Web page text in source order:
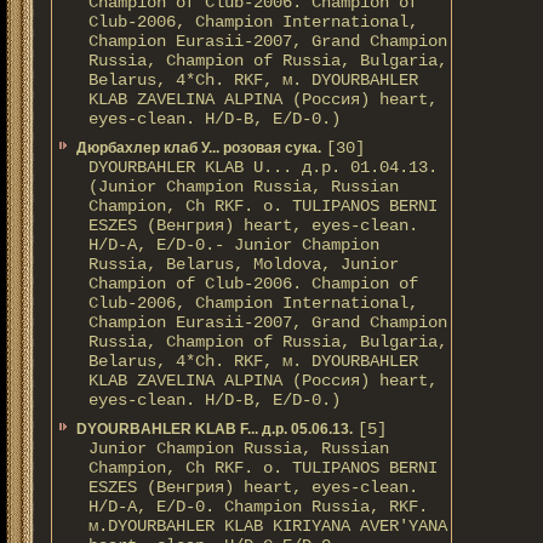
Club-2006, Champion International,
Champion Eurasii-2007, Grand Champion
Russia, Champion of Russia, Bulgaria,
Belarus, 4*Ch. RKF, м. DYOURBAHLER
KLAB ZAVELINA ALPINA (Россия) heart,
eyes-clean. H/D-В, E/D-0.)
Дюрбахлер клаб У... розовая сука. [30]
DYOURBAHLER KLAB U... д.р. 01.04.13.
(Junior Champion Russia, Russian
Champion, Ch RKF. о. TULIPANOS BERNI
ESZES (Венгрия) heart, eyes-clean.
H/D-A, E/D-0.- Junior Champion
Russia, Belarus, Moldova, Junior
Champion of Club-2006. Champion of
Club-2006, Champion International,
Champion Eurasii-2007, Grand Champion
Russia, Champion of Russia, Bulgaria,
Belarus, 4*Ch. RKF, м. DYOURBAHLER
KLAB ZAVELINA ALPINA (Россия) heart,
eyes-clean. H/D-В, E/D-0.)
DYOURBAHLER KLAB F... д.р. 05.06.13. [5]
Junior Champion Russia, Russian
Champion, Ch RKF. о. TULIPANOS BERNI
ESZES (Венгрия) heart, eyes-clean.
H/D-A, E/D-0. Champion Russia, RKF.
м.DYOURBAHLER KLAB KIRIYANA AVER'YANA